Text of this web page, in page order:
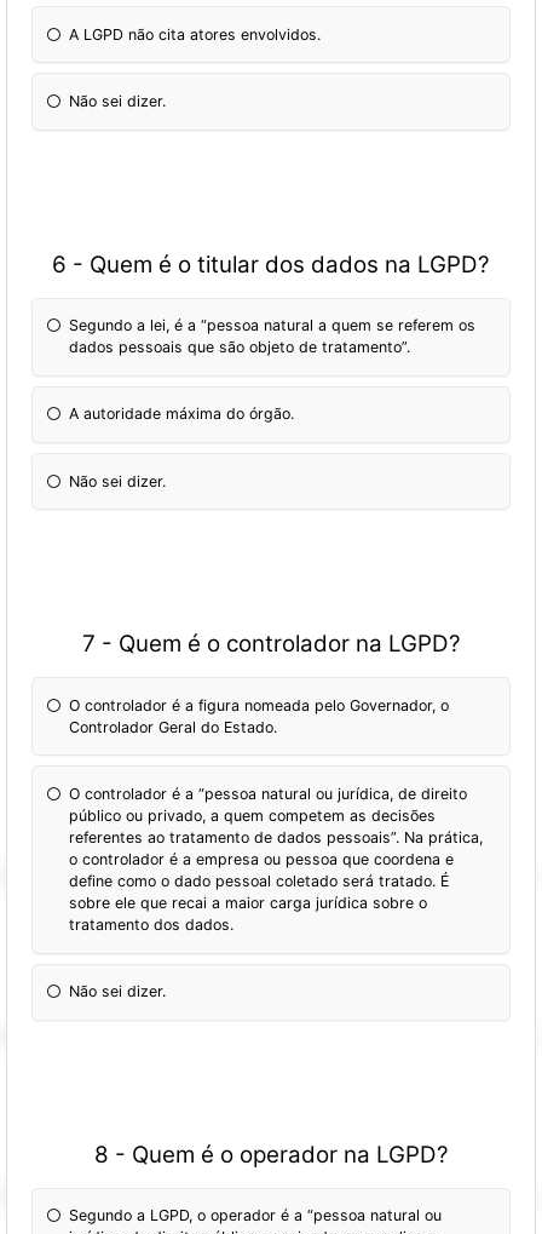
A LGPD não cita atores envolvidos.
Não sei dizer.
6 - Quem é o titular dos dados na LGPD?
Segundo a lei, é a “pessoa natural a quem se referem os
dados pessoais que são objeto de tratamento”.
A autoridade máxima do órgão.
Não sei dizer.
7 - Quem é o controlador na LGPD?
O controlador é a figura nomeada pelo Governador, o
Controlador Geral do Estado.
O controlador é a “pessoa natural ou jurídica, de direito
público ou privado, a quem competem as decisões
referentes ao tratamento de dados pessoais”. Na prática,
o controlador é a empresa ou pessoa que coordena e
define como o dado pessoal coletado será tratado. É
sobre ele que recai a maior carga jurídica sobre o
tratamento dos dados.
Não sei dizer.
8 - Quem é o operador na LGPD?
Segundo a LGPD, o operador é a “pessoa natural ou